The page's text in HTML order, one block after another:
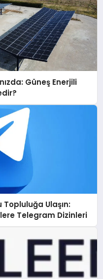
Güneş Enerjili
Ulaşın:
Telegram Dizinleri